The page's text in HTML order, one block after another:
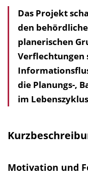
Das Projekt
den
planerischen
Verflechtungen
die Planungs-,
im
Motivation und